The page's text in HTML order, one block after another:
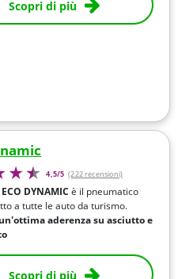
Scopri di più
4,5/5 (222 recensioni)
DYNAMIC è il pneumatico
a tutte le auto da turismo.
un'ottima aderenza su asciutto e
Scopri di più